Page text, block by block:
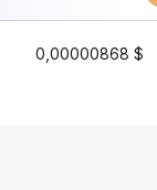
0,00000868 $